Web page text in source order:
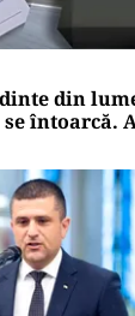
din
întoarcă.